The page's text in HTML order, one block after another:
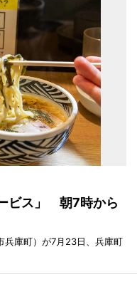
ビス」 朝7時から
兵庫町）が7月23日、兵庫町